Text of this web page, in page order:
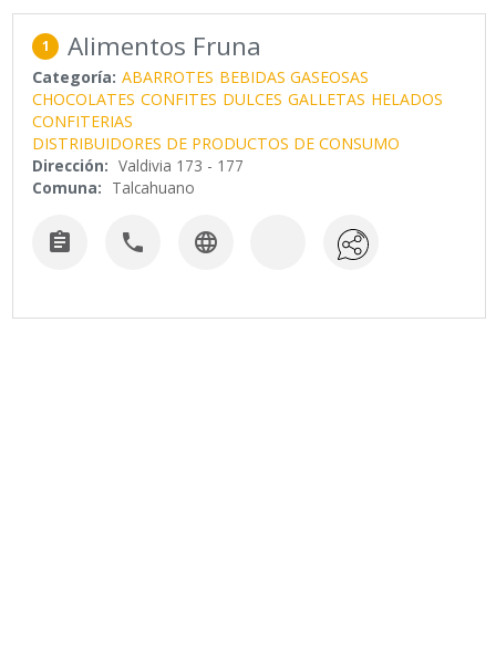
1 Alimentos Fruna
Categoría: ABARROTES BEBIDAS GASEOSAS
CHOCOLATES CONFITES DULCES GALLETAS HELADOS
CONFITERIAS
DISTRIBUIDORES DE PRODUCTOS DE CONSUMO
Dirección: Valdivia 173 - 177
Comuna: Talcahuano
  